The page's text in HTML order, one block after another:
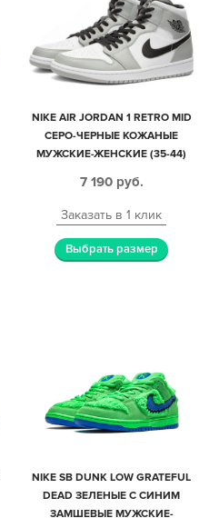
NIKE AIR JORDAN 1 RETRO MID
СЕРО-ЧЕРНЫЕ КОЖАНЫЕ
МУЖСКИЕ-ЖЕНСКИЕ (35-44)
7 190 руб.
Заказать в 1 клик
Выбрать размер
NIKE SB DUNK LOW GRATEFUL
DEAD ЗЕЛЕНЫЕ С СИНИМ
ЗАМШЕВЫЕ МУЖСКИЕ-